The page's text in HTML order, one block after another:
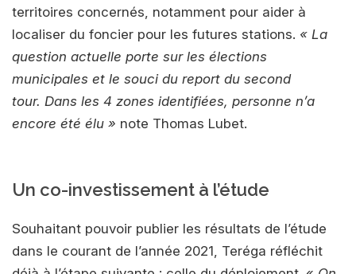
territoires concernés, notamment pour aider à
localiser du foncier pour les futures stations. « La
question actuelle porte sur les élections
municipales et le souci du report du second
tour. Dans les 4 zones identifiées, personne n’a
encore été élu » note Thomas Lubet.
Un co-investissement à l’étude
Souhaitant pouvoir publier les résultats de l’étude
dans le courant de l’année 2021, Teréga réfléchit